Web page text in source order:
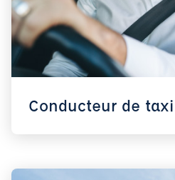
Conducteur de taxi